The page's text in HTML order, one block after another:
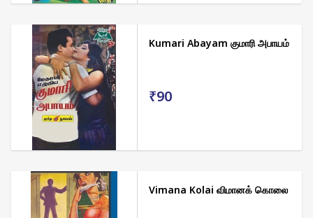
Kumari Abayam குமாரி அபாயம்
₹90
Vimana Kolai விமானக் கொலை